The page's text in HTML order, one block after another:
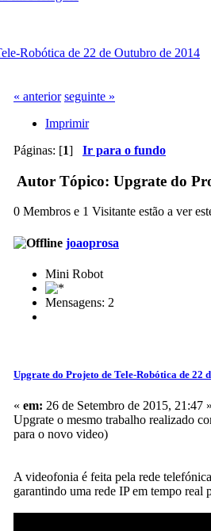
Robótica de 22 de Outubro de 2014
« anterior seguinte »
Imprimir
Páginas: [1] Ir para o fundo
Autor Tópico: Upgrate do
0 Membros e 1 Visitante estão a ver
joaoprosa
Mini Robot
Mensagens: 2
Upgrate do Projeto de Tele-Robótica de 22
« em: 26 de Setembro de 2015, 21:47 »
Upgrate o mesmo trabalho realizado
para o novo video)
A videofonia é feita pela rede
garantindo uma rede IP em tempo